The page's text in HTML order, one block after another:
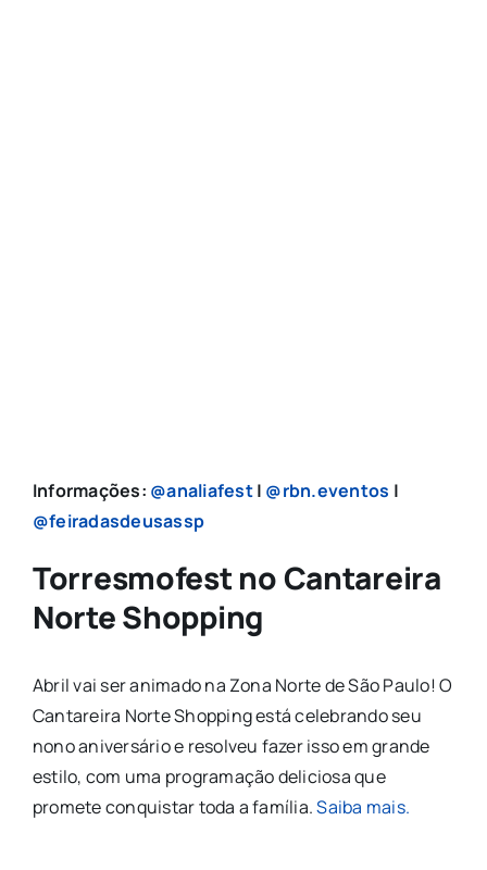
Informações: @analiafest| @rbn.eventos |
@feiradasdeusassp
Torresmofest no Cantareira
Norte Shopping
Abril vai ser animado na Zona Norte de São Paulo! O
Cantareira Norte Shopping está celebrando seu
nono aniversário e resolveu fazer isso em grande
estilo, com uma programação deliciosa que
promete conquistar toda a família.Saiba mais.